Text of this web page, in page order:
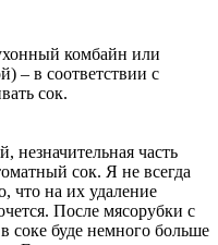
комбайн или
– в соответствии с
сок.
незначительная часть
сок. Я не всегда
что на их удаление
После мясорубки с
соке буде немного больше